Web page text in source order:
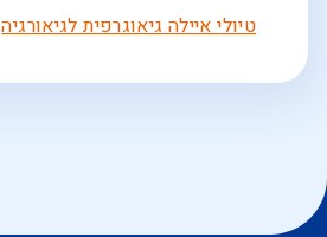
טיולי איילה גיאוגרפית לגיאורגיה